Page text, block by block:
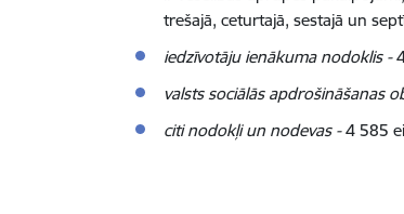
trešajā, ceturtajā, sestajā un
iedzīvotāju ienākuma nodoklis -
valsts sociālās apdrošināšanas
citi nodokļi un nodevas -4 585